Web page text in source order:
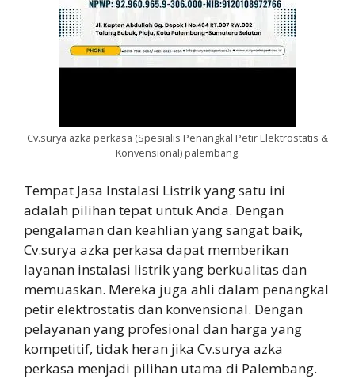
Cv.surya azka perkasa (Spesialis Penangkal Petir Elektrostatis &
Konvensional) palembang.
Tempat Jasa Instalasi Listrik yang satu ini
adalah pilihan tepat untuk Anda. Dengan
pengalaman dan keahlian yang sangat baik,
Cv.surya azka perkasa dapat memberikan
layanan instalasi listrik yang berkualitas dan
memuaskan. Mereka juga ahli dalam penangkal
petir elektrostatis dan konvensional. Dengan
pelayanan yang profesional dan harga yang
kompetitif, tidak heran jika Cv.surya azka
perkasa menjadi pilihan utama di Palembang.